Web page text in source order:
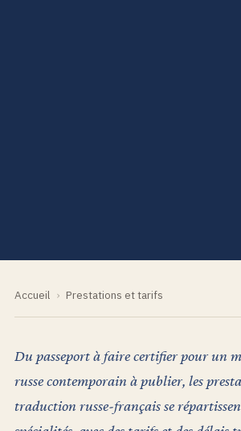
Accueil › Prestations et tarifs
Du passeport à faire certifier pour un
russe contemporain à publier, les
traduction russe-français se